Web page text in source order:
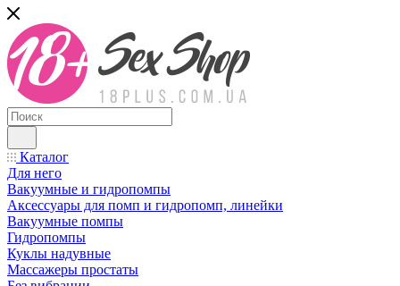
Каталог
Для него
Вакуумные и гидропомпы
Аксессуары для помп и гидропомп, линейки
Вакуумные помпы
Гидропомпы
Куклы надувные
Массажеры простаты